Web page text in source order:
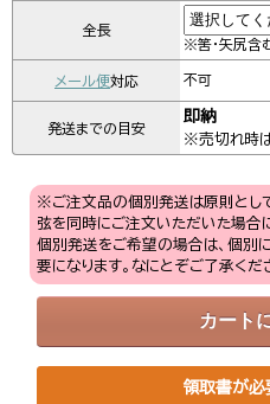
全長
※筈・矢尻含
メール便対応 不可
発送までの目安
即納
※売切れ時
※ご注文品の個別発送は原則として
弦を同時にご注文いただいた場合に
個別発送をご希望の場合は、個別
要になります。なにとぞご了承くださ
領取書が必